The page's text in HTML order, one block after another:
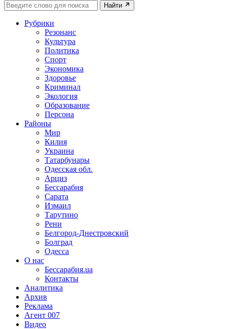
Найти
Рубрики
Резонанс
Культура
Политика
Спорт
Экономика
Здоровье
Криминал
Экология
Образование
Персона
Районы
Мир
Килия
Украина
Татарбунары
Одесская обл.
Арциз
Бессарабия
Сарата
Измаил
Тарутино
Рени
Белгород-Днестровский
Болград
Одесса
О нас
Бессарабия.ua
Контакты
Аналитика
Архив
Реклама
Агент 007
Видео